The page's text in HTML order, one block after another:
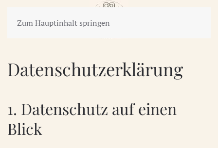
Zum Hauptinhalt springen
Datenschutz­erklärung
1. Datenschutz auf einen
Blick